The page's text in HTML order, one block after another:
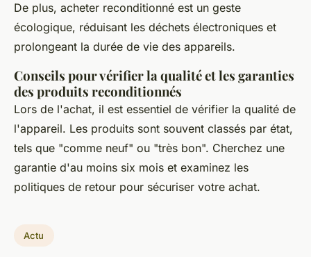
De plus, acheter reconditionné est un geste
écologique, réduisant les déchets électroniques et
prolongeant la durée de vie des appareils.
Conseils pour vérifier la qualité et les garanties
des produits reconditionnés
Lors de l'achat, il est essentiel de vérifier la qualité de
l'appareil. Les produits sont souvent classés par état,
tels que "comme neuf" ou "très bon". Cherchez une
garantie d'au moins six mois et examinez les
politiques de retour pour sécuriser votre achat.
Actu